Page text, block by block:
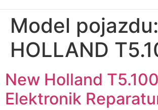
Model pojazdu:
HOLLAND
New Holland T5.100
Elektronik